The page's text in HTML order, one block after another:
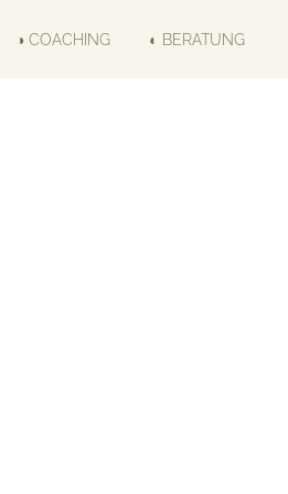
◑ COACHING ◐ BERATUNG